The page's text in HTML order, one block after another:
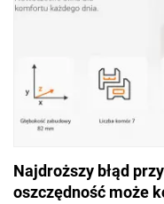
Najdroższy błąd
oszczędność może